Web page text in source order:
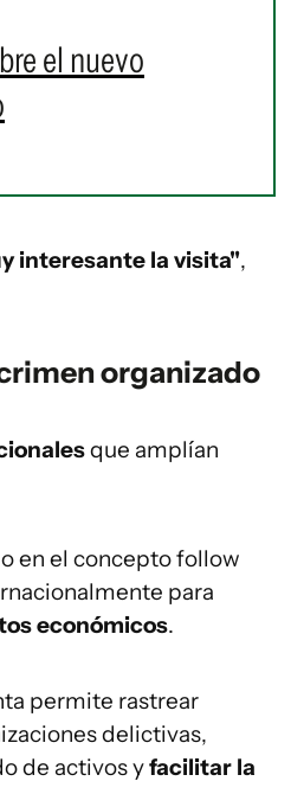
el nuevo
interesante la visita",
organizado
que amplían
en el concepto follow
para
económicos.
permite rastrear
delictivas,
de activos yfacilitar la